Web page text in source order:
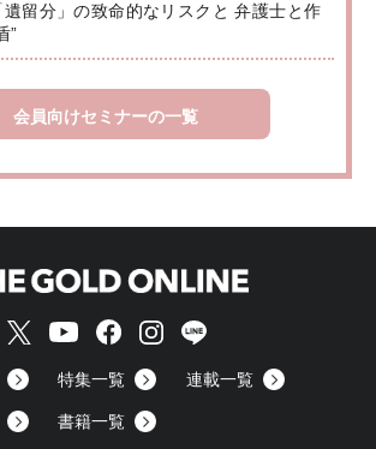
遺留分」の致命的なリスクと 弁護士と作
”
会員向けセミナーの一覧
特集一覧 連載一覧
書籍一覧